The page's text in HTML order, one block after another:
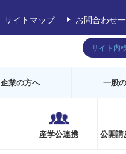
企業の方へ 一般
産学公連携 公開講
サイトマップ お問合わせ